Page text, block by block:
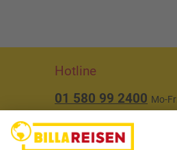
Hotline
01 580 99 2400 Mo-